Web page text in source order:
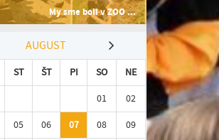
My sme boli v ZOO ...
AUGUST
ST ŠT PI SO
NE
01
02
05 06 07 08
09